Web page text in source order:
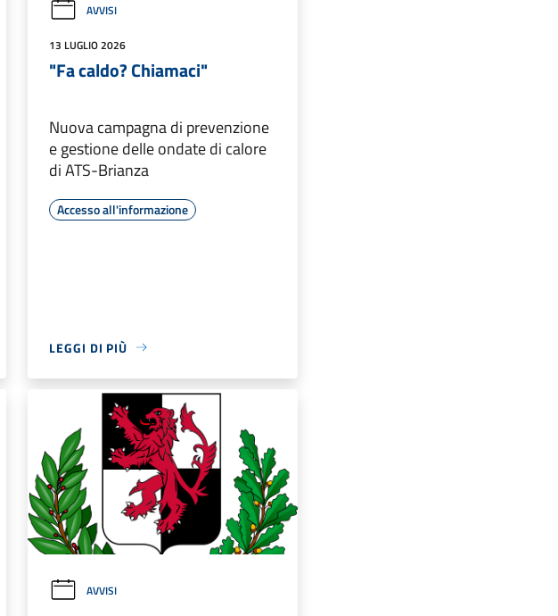
AVVISI
13 LUGLIO 2026
"Fa caldo? Chiamaci"
Nuova campagna di prevenzione
e gestione delle ondate di calore
di ATS-Brianza
Accesso all'informazione
LEGGI DI PIÙ
AVVISI